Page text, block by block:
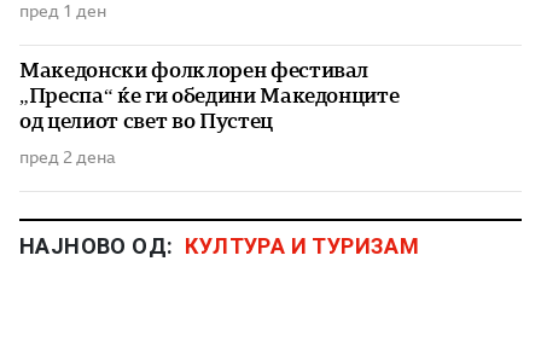
пред 1 ден
Македонски фолклорен фестивал
„Преспа“ ќе ги обедини Македонците
од целиот свет во Пустец
пред 2 дена
НАЈНОВО ОД: КУЛТУРА И ТУРИЗАМ